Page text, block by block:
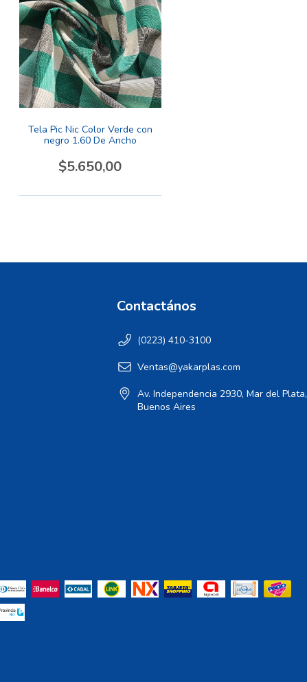
Tela Pic Nic Color Verde con
negro 1.60 De Ancho
$5.650,00
Contactános
(0223) 410-3100
Ventas@yakarplas.com
Av. Independencia 2930, Mar del Plata,
Buenos Aires